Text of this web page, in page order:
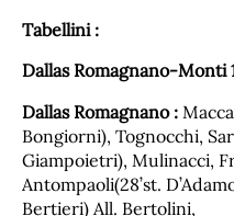
Tabellini :
Dallas Romagnano-Monti
Dallas Romagnano :
Bongiorni), Tognocchi,
Giampoietri), Mulinacci,
Antompaoli(28’st.
Bertieri) All. Bertolini,